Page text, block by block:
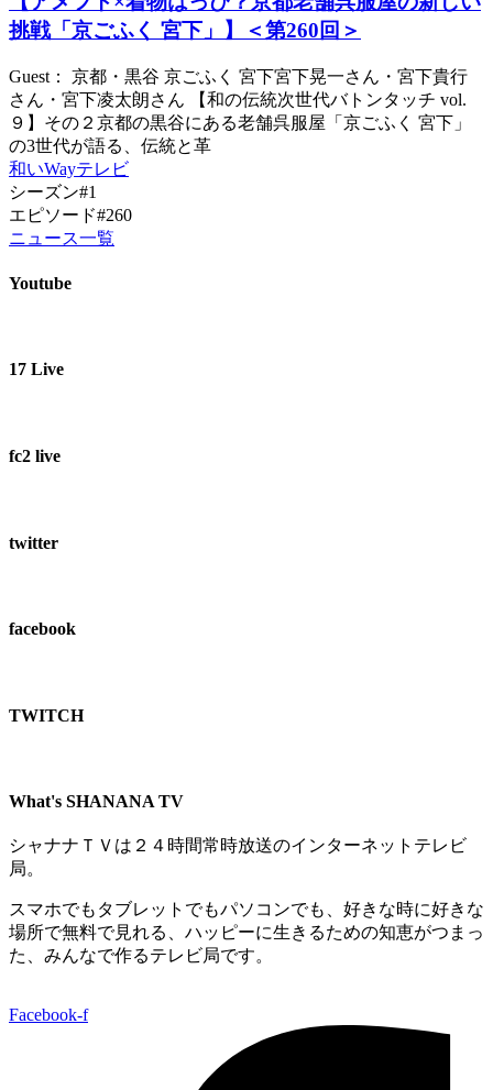
挑戦「京ごふく 宮下」】＜第260回＞
Guest： 京都・黒谷 京ごふく 宮下宮下晃一さん・宮下貴行
さん・宮下凌太朗さん 【和の伝統次世代バトンタッチ vol.
９】その２京都の黒谷にある老舗呉服屋「京ごふく 宮下」
の3世代が語る、伝統と革
和いWayテレビ
シーズン#1
エピソード#260
ニュース一覧
Youtube
17 Live
fc2 live
twitter
facebook
TWITCH​
What's SHANANA TV
シャナナＴＶは２４時間常時放送のインターネットテレビ
局。
スマホでもタブレットでもパソコンでも、好きな時に好きな
場所で無料で見れる、 ハッピーに生きるための知恵がつまっ
た、みんなで作るテレビ局です。
Facebook-f